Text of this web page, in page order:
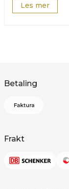
Les mer
Betaling
Frakt